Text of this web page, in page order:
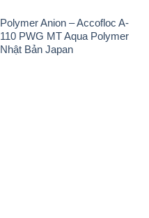
Polymer Anion – Accofloc A-
110 PWG MT Aqua Polymer
Nhật Bản Japan